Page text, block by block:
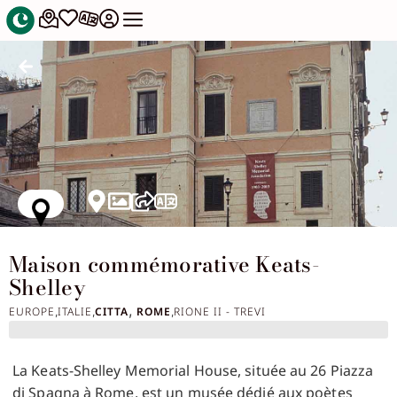
Maison commémorative Keats-
Shelley
EUROPE ,ITALIE ,CITTA, ROME ,RIONE II - TREVI
La Keats-Shelley Memorial House, située au 26 Piazza
di Spagna à Rome, est un musée dédié aux poètes